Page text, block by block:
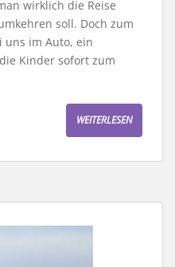
wirklich die Reise
soll. Doch zum
uns im Auto, ein
Kinder sofort zum
WEITERLESEN